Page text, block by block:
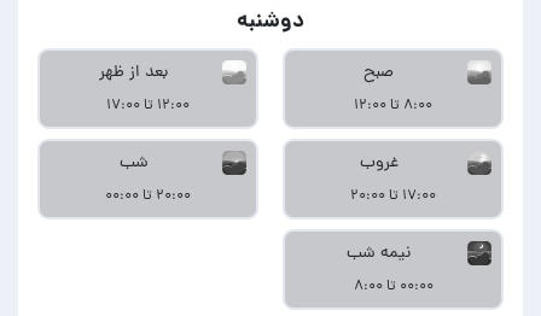
دوشنبه
صبح
۸:۰۰ تا ۱۲:۰۰
بعد از ظهر
۱۲:۰۰ تا ۱۷:۰۰
غروب
۱۷:۰۰ تا ۲۰:۰۰
شب
۲۰:۰۰ تا ۰۰:۰۰
نیمه شب
۰۰:۰۰ تا ۸:۰۰